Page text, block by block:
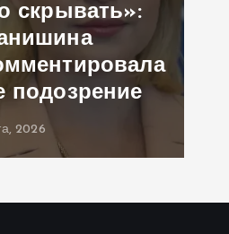
скрывать»:
подозрение
2026